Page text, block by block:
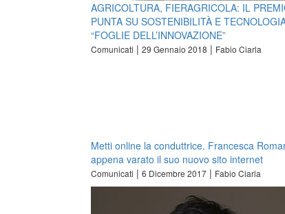
AGRICOLTURA, FIERAGRICOLA: IL
PUNTA SU SOSTENIBILITÀ E
“FOGLIE DELL’INNOVAZIONE”
Comunicati | 29 Gennaio 2018 | Fabio Ciarla
Metti online la conduttrice. Francesca
appena varato il suo nuovo sito internet
Comunicati | 6 Dicembre 2017 | Fabio Ciarla